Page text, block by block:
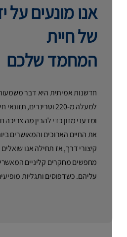
אנו מונעים על
של חיית
המחמד שלכם
למעלה מ-220 וטרינרים, תזונאי
ומדעני מזון כדי להבין מה צריכה
את החיים הארוכים והמאושרים ביותר.
קיצורי דרך, אז תחילה אנו שואלים
מחפשים מחקרים קליניים המאשרים
עליהם. כשדפוסים ותגליות מופיעים,